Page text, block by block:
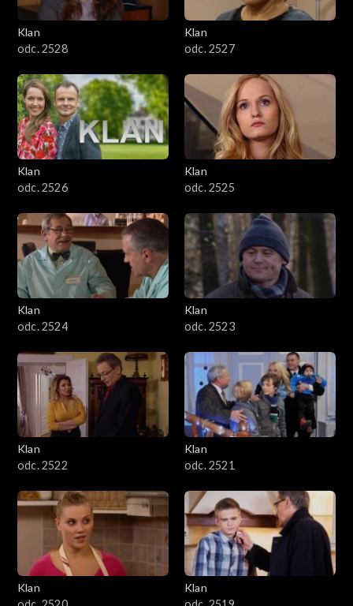
Klan
odc. 2528
Klan
odc. 2527
Klan
odc. 2526
Klan
odc. 2525
Klan
odc. 2524
Klan
odc. 2523
Klan
odc. 2522
Klan
odc. 2521
Klan
Klan